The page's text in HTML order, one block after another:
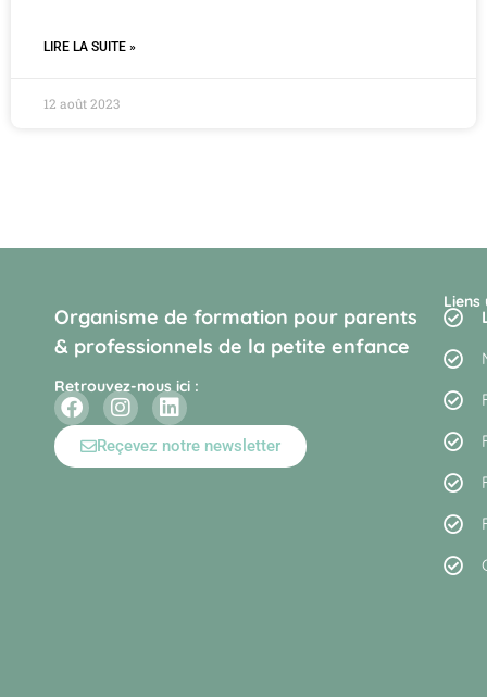
LIRE LA SUITE »
12 août 2023
Organisme de formation pour parents
& professionnels de la petite enfance
Retrouvez-nous ici :
Reçevez notre newsletter
Liens